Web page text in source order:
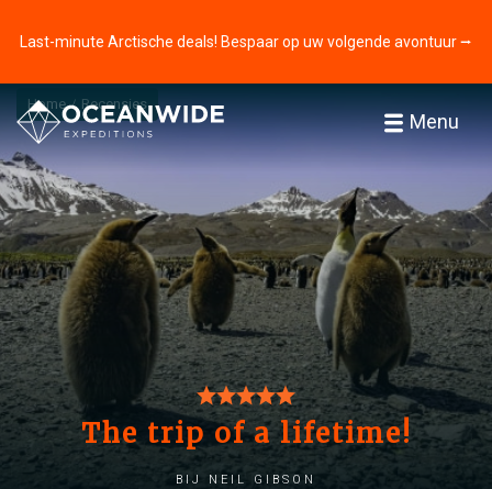
Last-minute Arctische deals! Bespaar op uw volgende avontuur ⭢
Menu
Home Recensies
The trip of a lifetime!
bij Neil Gibson